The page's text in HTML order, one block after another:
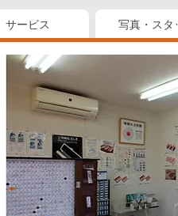
サービス 写真・スタ